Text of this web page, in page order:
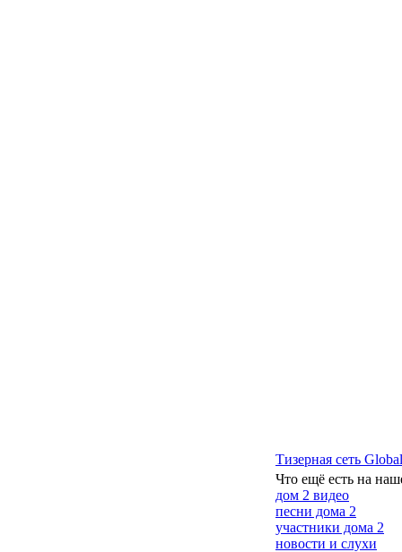
Тизерная сеть
Что ещё есть на
дом 2 видео
песни дома 2
участники дома 2
новости и слухи